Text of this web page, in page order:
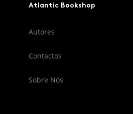
Atlantic Bookshop
Autores
Contactos
Sobre Nós